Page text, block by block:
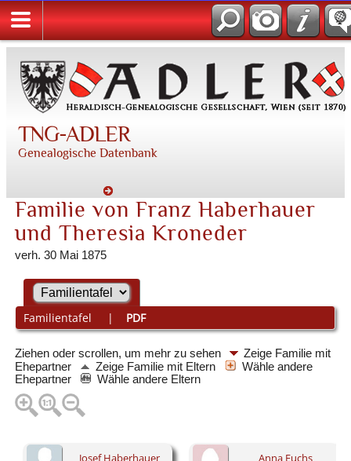
TNG-ADLER
Genealogische Datenbank
Familie von Franz Haberhauer
und Theresia Kroneder
verh. 30 Mai 1875
Familientafel | PDF
Ziehen oder scrollen, um mehr zu sehen
Zeige Familie mit
Ehepartner
Zeige Familie mit Eltern
Wähle andere
Ehepartner
Wähle andere Eltern
Josef Haberhauer Anna Fuchs